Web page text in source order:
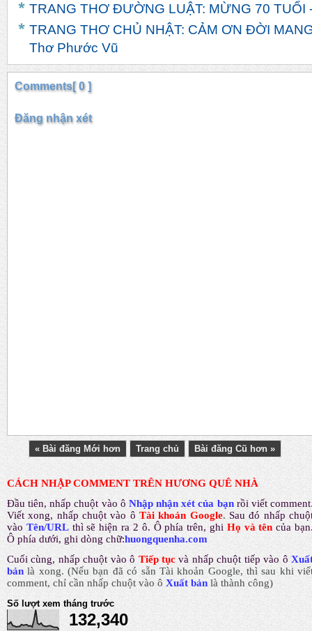
TRANG THƠ ĐƯỜNG LUẬT: MỪNG 70 TUỔI
TRANG THƠ CHỦ NHẬT: CẢM ƠN ĐỜI
Thơ Phước Vũ
Comments[ 0 ]
Đăng nhận xét
« Bài đăng Mới hơn Trang chủ Bài đăng Cũ hơn »
CÁCH NHẬP COMMENT TRÊN HƯƠNG QUÊ NHÀ
Đầu tiên, nhấp chuột vào ô Nhập nhận xét của bạn rồi viết comment
Viết xong, nhấp chuột vào ô Tài khoản Google. Sau đó nhấp
vào Tên/URL thì sẽ hiện ra 2 ô. Ô phía trên, ghiHọ và tên của
Ô phía dưới, ghi dòng chữ:huongquenha.com
Cuối cùng, nhấp chuột vào ô Tiếp tục và nhấp chuột tiếp vào ô
bản là xong.(Nếu bạn đã có sẵn Tài khoản Google, thì sau khi
comment, chỉ cần nhấp chuột vào ô Xuất bảnlà thành công)
Số lượt xem tháng trước
132,340